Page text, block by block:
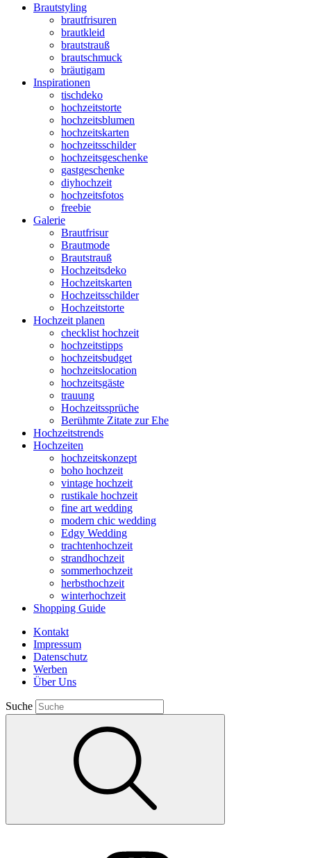
Brautstyling
brautfrisuren
brautkleid
brautstrauß
brautschmuck
bräutigam
Inspirationen
tischdeko
hochzeitstorte
hochzeitsblumen
hochzeitskarten
hochzeitsschilder
hochzeitsgeschenke
gastgeschenke
diyhochzeit
hochzeitsfotos
freebie
Galerie
Brautfrisur
Brautmode
Brautstrauß
Hochzeitsdeko
Hochzeitskarten
Hochzeitsschilder
Hochzeitstorte
Hochzeit planen
checklist hochzeit
hochzeitstipps
hochzeitsbudget
hochzeitslocation
hochzeitsgäste
trauung
Hochzeitssprüche
Berühmte Zitate zur Ehe
Hochzeitstrends
Hochzeiten
hochzeitskonzept
boho hochzeit
vintage hochzeit
rustikale hochzeit
fine art wedding
modern chic wedding
Edgy Wedding
trachtenhochzeit
strandhochzeit
sommerhochzeit
herbsthochzeit
winterhochzeit
Shopping Guide
Kontakt
Impressum
Datenschutz
Werben
Über Uns
Suche